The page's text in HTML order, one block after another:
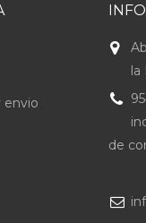
envio
la
de